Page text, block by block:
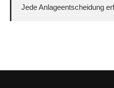
Jede Anlageentscheidung